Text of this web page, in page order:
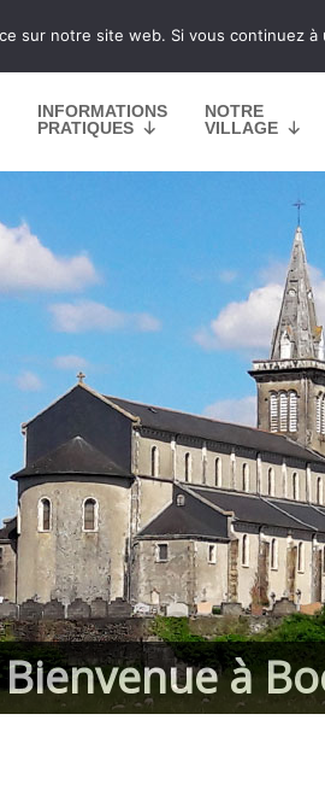
INFORMATIONS
PRATIQUES
NOTRE
VILLAGE
Bienvenue à
sur notre site web. Si vous continuez